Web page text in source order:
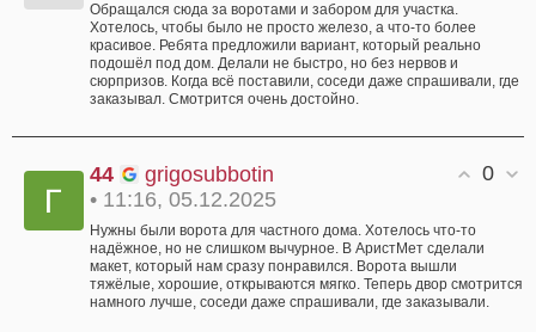
Обращался сюда за воротами и забором для участка.
Хотелось, чтобы было не просто железо, а что-то более
красивое. Ребята предложили вариант, который реально
подошёл под дом. Делали не быстро, но без нервов и
сюрпризов. Когда всё поставили, соседи даже спрашивали, где
заказывал. Смотрится очень достойно.
0
44
grigosubbotin
• 11:16, 05.12.2025
Нужны были ворота для частного дома. Хотелось что-то
надёжное, но не слишком вычурное. В АристМет сделали
макет, который нам сразу понравился. Ворота вышли
тяжёлые, хорошие, открываются мягко. Теперь двор смотрится
намного лучше, соседи даже спрашивали, где заказывали.